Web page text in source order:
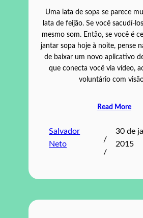
Uma lata de sopa se parece
lata de feijão. Se você sacudí-
mesmo som. Então, se você é
jantar sopa hoje à noite, pense
de baixar um novo aplicativo
que conecta você via vídeo,
voluntário com
Read More
Salvador
Neto
/
/
30 de
2015